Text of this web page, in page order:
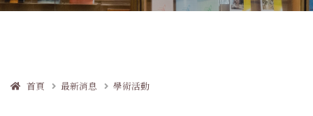
首頁 最新消息 學術活動